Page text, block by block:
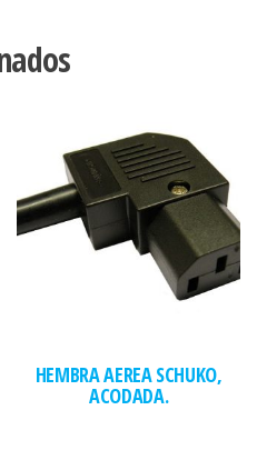
HEMBRA AEREA SCHUKO,
ACODADA.